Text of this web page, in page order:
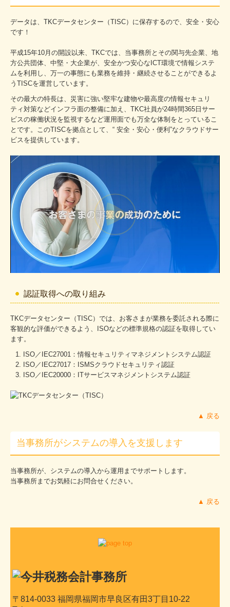
データは、TKCデータセンター（TISC）に保存するので、安全・安心
です！
平成15年10月の開設以来、TKCでは、当事務所とその関与先企業、地
方公共団体、中堅・大企業が、安全かつ安心なICT環境で情報システ
ムを利用し、万一の事態にも業務を維持・継続させることができるよ
うTISCを運営しています。
その最大の特長は、災害に強い堅牢な建物や最高度の情報セキュリ
ティ対策などインフラ面の整備に加え、TKC社員が24時間365日サー
ビスの稼働状況を監視するなど運用面でも万全な体制をとっているこ
とです。このTISCを拠点として、“ 安全・安心・便利”なクラウドサー
ビスを提供しています。
認証取得への取り組み
TKCデータセンター（TISC）では、お客さまが業務を委託される際に
客観的な評価ができるよう、ISOなどの標準規格の認証を取得してい
ます。
ISO／IEC27001：情報セキュリティマネジメントシステム認証
ISO／IEC27017：ISMSクラウドセキュリティ認証
ISO／IEC20000：ITサービスマネジメントシステム認証
▲ 戻る
当事務所がシステムの導入を支援します
当事務所が、システムの導入から運用までサポートします。
当事務所までお気軽にお問合せください。
▲ 戻る
〒814-0033 福岡県福岡市早良区有田3丁目10-22